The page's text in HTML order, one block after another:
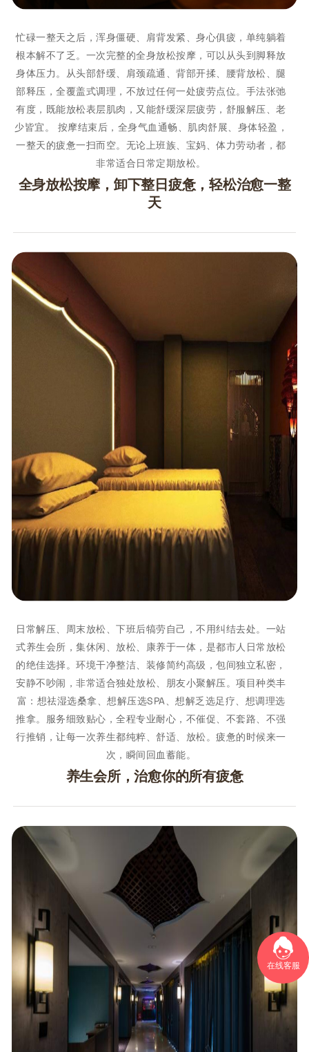
在线客服
忙碌一整天之后，浑身僵硬、肩背发紧、身心俱疲，单纯躺着
根本解不了乏。一次完整的全身放松按摩，可以从头到脚释放
身体压力。从头部舒缓、肩颈疏通、背部开揉、腰背放松、腿
部释压，全覆盖式调理，不放过任何一处疲劳点位。手法张弛
有度，既能放松表层肌肉，又能舒缓深层疲劳，舒服解压、老
少皆宜。 按摩结束后，全身气血通畅、肌肉舒展、身体轻盈，
一整天的疲惫一扫而空。无论上班族、宝妈、体力劳动者，都
非常适合日常定期放松。
全身放松按摩，卸下整日疲惫，轻松治愈一整
天
日常解压、周末放松、下班后犒劳自己，不用纠结去处。一站
式养生会所，集休闲、放松、康养于一体，是都市人日常放松
的绝佳选择。环境干净整洁、装修简约高级，包间独立私密，
安静不吵闹，非常适合独处放松、朋友小聚解压。项目种类丰
富：想祛湿选桑拿、想解压选SPA、想解乏选足疗、想调理选
推拿。服务细致贴心，全程专业耐心，不催促、不套路、不强
行推销，让每一次养生都纯粹、舒适、放松。疲惫的时候来一
次，瞬间回血蓄能。
养生会所，治愈你的所有疲惫